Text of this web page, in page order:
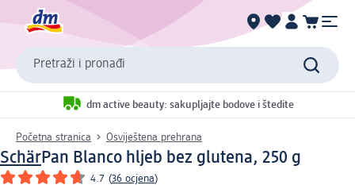
Pretraži i pronađi
dm active beauty: sakupljajte bodove i štedite
Početna stranica Osviještena prehrana
SchärPan Blanco hljeb bez glutena, 250 g
4.7 (36 ocjena)